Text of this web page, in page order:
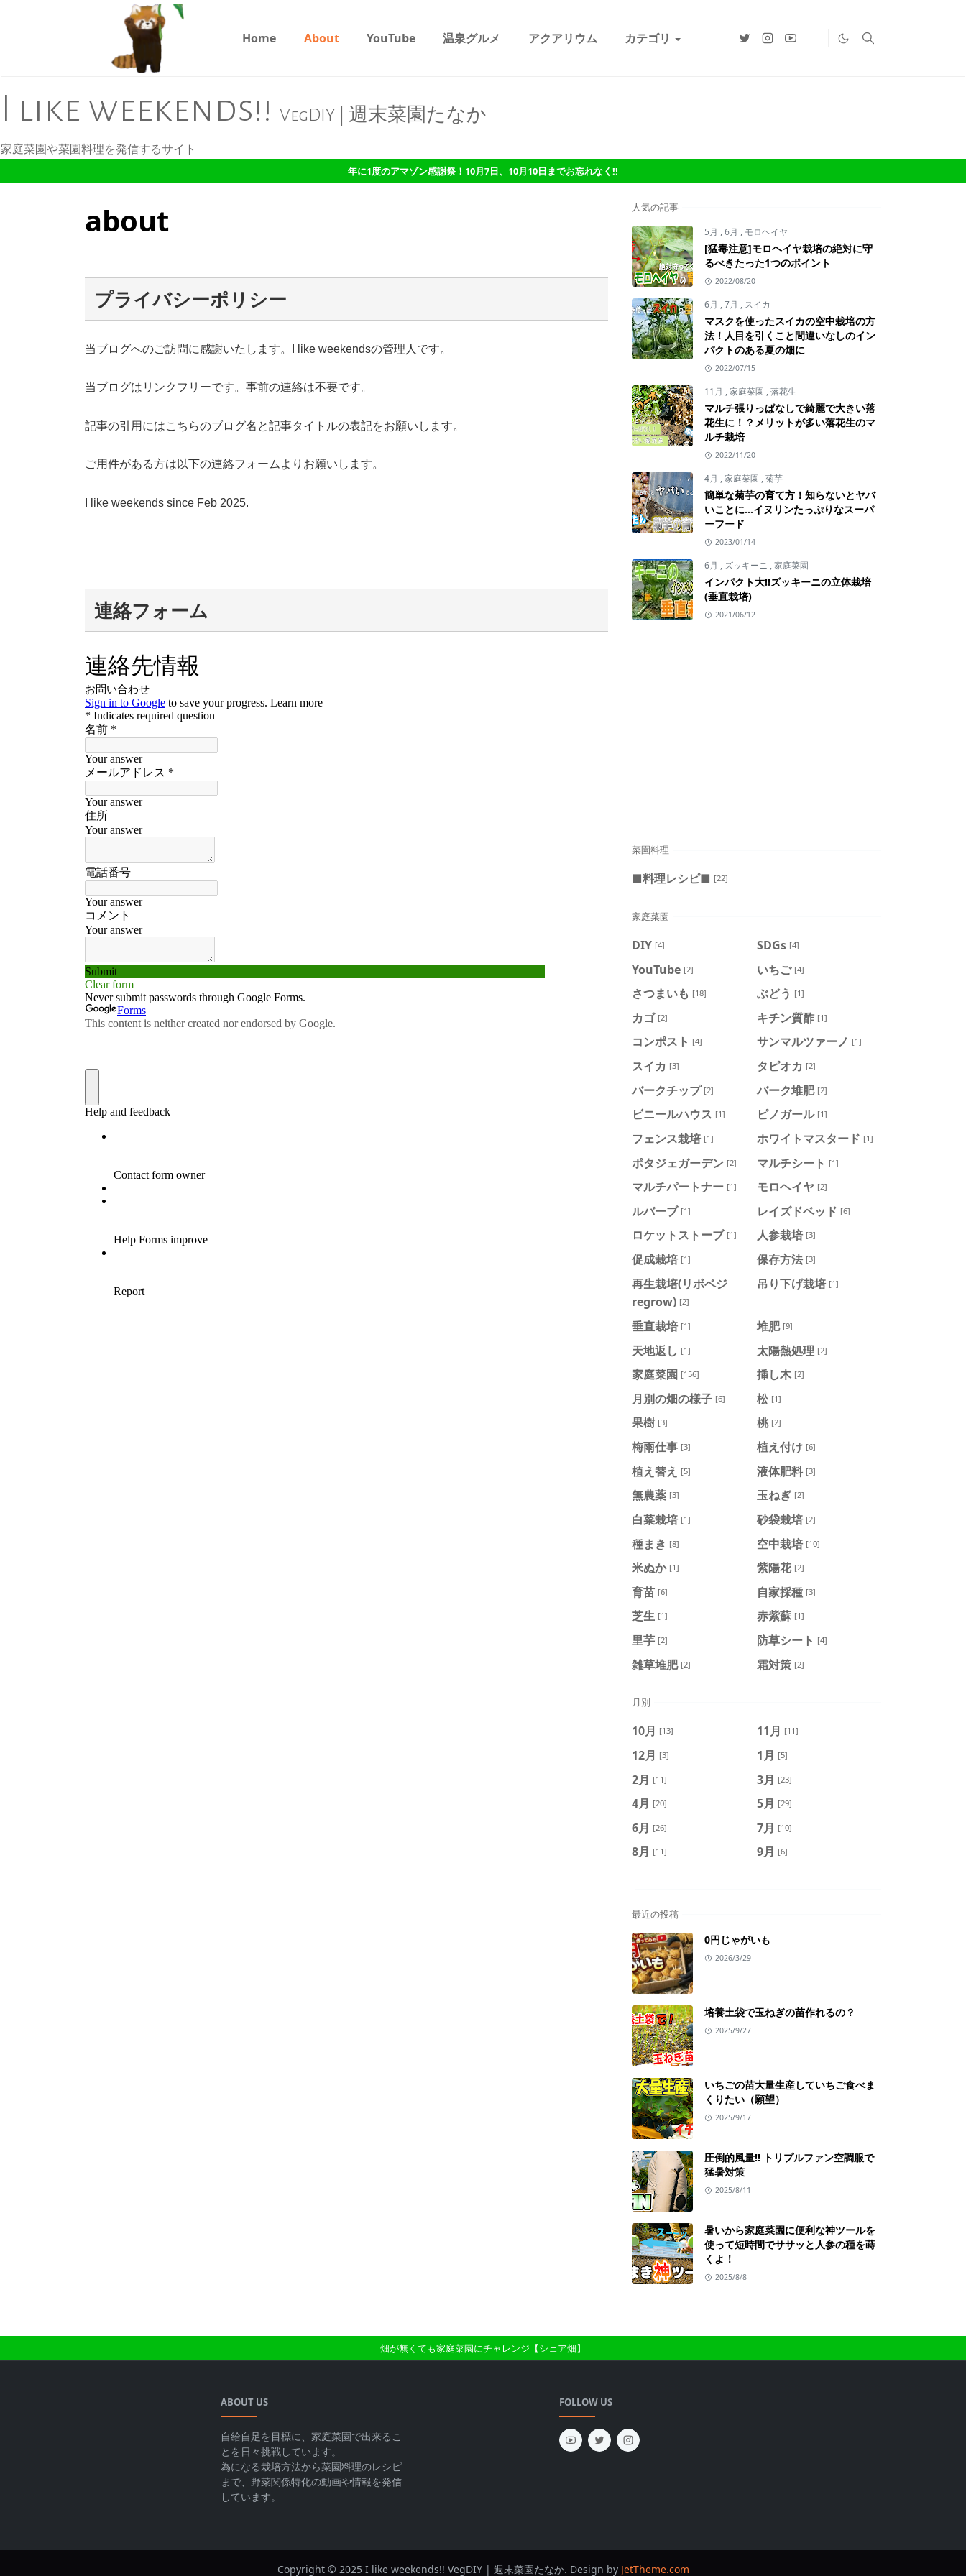
Home About YouTube 温泉グルメ アクアリウム カテゴリ
I like weekends!! VegDIY | 週末菜園たなか
家庭菜園や菜園料理を発信するサイト
年に1度のアマゾン感謝祭！10月7日、10月10日までお忘れなく!!
about
プライバシーポリシー
当ブログへのご訪問に感謝いたします。I like weekendsの管理人です。
当ブログはリンクフリーです。事前の連絡は不要です。
記事の引用にはこちらのブログ名と記事タイトルの表記をお願いします。
ご用件がある方は以下の連絡フォームよりお願いします。
I like weekends since Feb 2025.
連絡フォーム
人気の記事
5月 ,6月 , モロヘイヤ
[猛毒注意]モロヘイヤ栽培の絶対に守
るべきたった1つのポイント
2022/08/20
6月 ,7月 , スイカ
マスクを使ったスイカの空中栽培の方
法！人目を引くこと間違いなしのイン
パクトのある夏の畑に
2022/07/15
11月 ,家庭菜園 ,落花生
マルチ張りっぱなしで綺麗で大きい落
花生に！？メリットが多い落花生のマ
ルチ栽培
2022/11/20
4月 ,家庭菜園 ,菊芋
簡単な菊芋の育て方！知らないとヤバ
いことに…イヌリンたっぷりなスーパ
ーフード
2023/01/14
6月 , ズッキーニ ,家庭菜園
インパクト大!!ズッキーニの立体栽培
(垂直栽培)
2021/06/12
菜園料理
■料理レシピ■ [22]
家庭菜園
DIY [4] SDGs [4]
YouTube [2] いちご [4]
さつまいも [18] ぶどう [1]
カゴ [2] キチン質酢 [1]
コンポスト [4] サンマルツァーノ [1]
スイカ [3] タピオカ [2]
バークチップ [2] バーク堆肥 [2]
ビニールハウス [1] ピノガール [1]
フェンス栽培 [1] ホワイトマスタード [1]
ポタジェガーデン [2] マルチシート [1]
マルチパートナー [1] モロヘイヤ [2]
ルバーブ [1] レイズドベッド [6]
ロケットストーブ [1] 人参栽培 [3]
促成栽培 [1] 保存方法 [3]
再生栽培(リボベジ
regrow) [2]
吊り下げ栽培 [1]
垂直栽培 [1] 堆肥 [9]
天地返し [1] 太陽熱処理 [2]
家庭菜園 [156] 挿し木 [2]
月別の畑の様子 [6] 松 [1]
果樹 [3] 桃 [2]
梅雨仕事 [3] 植え付け [6]
植え替え [5] 液体肥料 [3]
無農薬 [3] 玉ねぎ [2]
白菜栽培 [1] 砂袋栽培 [2]
種まき [8] 空中栽培 [10]
米ぬか [1] 紫陽花 [2]
育苗 [6] 自家採種 [3]
芝生 [1] 赤紫蘇 [1]
里芋 [2] 防草シート [4]
雑草堆肥 [2] 霜対策 [2]
月別
10月 [13] 11月 [11]
12月 [3] 1月 [5]
2月 [11] 3月 [23]
4月 [20] 5月 [29]
6月 [26] 7月 [10]
8月 [11] 9月 [6]
最近の投稿
0円じゃがいも
2026/3/29
培養土袋で玉ねぎの苗作れるの？
2025/9/27
いちごの苗大量生産していちご食べま
くりたい（願望）
2025/9/17
圧倒的風量!! トリプルファン空調服で
猛暑対策
2025/8/11
暑いから家庭菜園に便利な神ツールを
使って短時間でササッと人参の種を蒔
くよ！
2025/8/8
畑が無くても家庭菜園にチャレンジ【シェア畑】
ABOUT US
自給自足を目標に、家庭菜園で出来るこ
とを日々挑戦しています。
為になる栽培方法から菜園料理のレシピ
まで、野菜関係特化の動画や情報を発信
しています。
FOLLOW US
Copyright © 2025 I like weekends!! VegDIY | 週末菜園たなか. Design by JetTheme.com